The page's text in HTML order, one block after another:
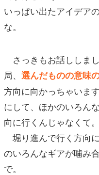
いっぱい出たアイデア
な。
さっきもお話ししま
局、 選んだものの意味
方向に向かっちゃいま
にして、ほかのいろん
向に行くんじゃなくて。
堀り進んで行く方向
のいろんなギアが噛み
で。